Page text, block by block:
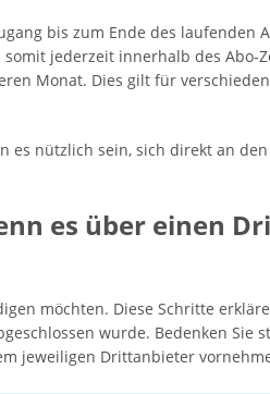
bis zum Ende des
jederzeit innerhalb des Abo-
Monat. Dies gilt für
nützlich sein, sich direkt an
es über einen
möchten. Diese Schritte
wurde. Bedenken Sie
jeweiligen Drittanbieter